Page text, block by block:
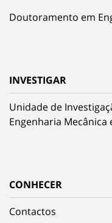
Doutoramento em
INVESTIGAR
Unidade de
Engenharia Mecânica
CONHECER
Contactos